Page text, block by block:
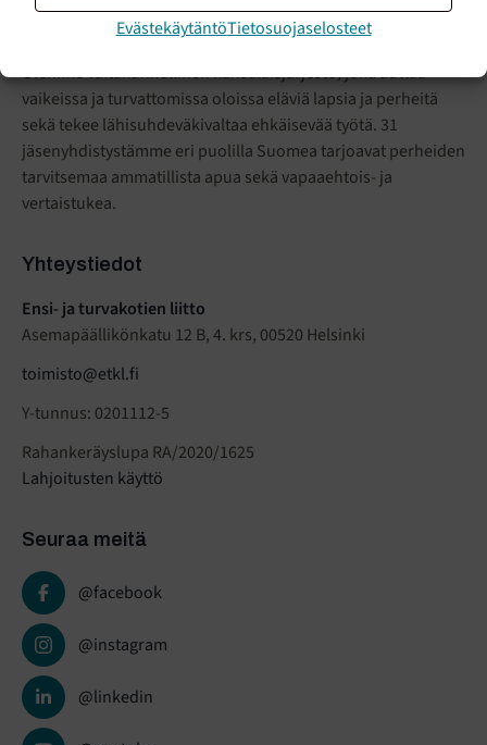
EvästekäytäntöTietosuojaselosteet
ETKL on turvallisten ihmissuhteiden asiantuntija.
Olemme valtakunnallinen kansalaisjärjestö,joka auttaa
vaikeissa ja turvattomissa oloissa eläviä lapsia ja perheitä
sekä tekee lähisuhdeväkivaltaa ehkäisevää työtä. 31
jäsenyhdistystämme eri puolilla Suomea tarjoavat perheiden
tarvitsemaa ammatillista apua sekä vapaaehtois- ja
vertaistukea.
Yhteystiedot
Ensi- ja turvakotien liitto
Asemapäällikönkatu 12 B, 4. krs, 00520 Helsinki
toimisto@etkl.fi
Y-tunnus: 0201112-5
Rahankeräyslupa RA/2020/1625
Lahjoitusten käyttö
Seuraa meitä
@facebook
@instagram
@linkedin